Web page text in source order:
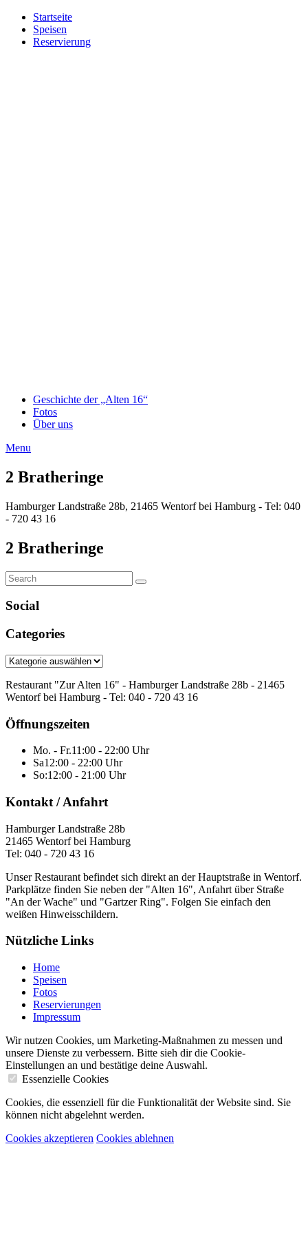
Startseite
Speisen
Reservierung
Geschichte der „Alten 16“
Fotos
Über uns
Menu
2 Bratheringe
Hamburger Landstraße 28b, 21465 Wentorf bei Hamburg - Tel: 040
- 720 43 16
2 Bratheringe
Search
for:
Search
Social
Categories
Categories
Restaurant "Zur Alten 16" - Hamburger Landstraße 28b - 21465
Wentorf bei Hamburg - Tel: 040 - 720 43 16
Öffnungszeiten
Mo. - Fr.11:00 - 22:00 Uhr
Sa12:00 - 22:00 Uhr
So:12:00 - 21:00 Uhr
Kontakt / Anfahrt
Hamburger Landstraße 28b
21465 Wentorf bei Hamburg
Tel: 040 - 720 43 16
Unser Restaurant befindet sich direkt an der Hauptstraße in Wentorf.
Parkplätze finden Sie neben der "Alten 16", Anfahrt über Straße
"An der Wache" und "Gartzer Ring". Folgen Sie einfach den
weißen Hinweisschildern.
Nützliche Links
Home
Speisen
Fotos
Reservierungen
Impressum
Wir nutzen Cookies, um Marketing-Maßnahmen zu messen und
unsere Dienste zu verbessern. Bitte sieh dir die Cookie-
Einstellungen an und bestätige deine Auswahl.
Essenzielle Cookies
Cookies, die essenziell für die Funktionalität der Website sind. Sie
können nicht abgelehnt werden.
Cookies akzeptieren Cookies ablehnen